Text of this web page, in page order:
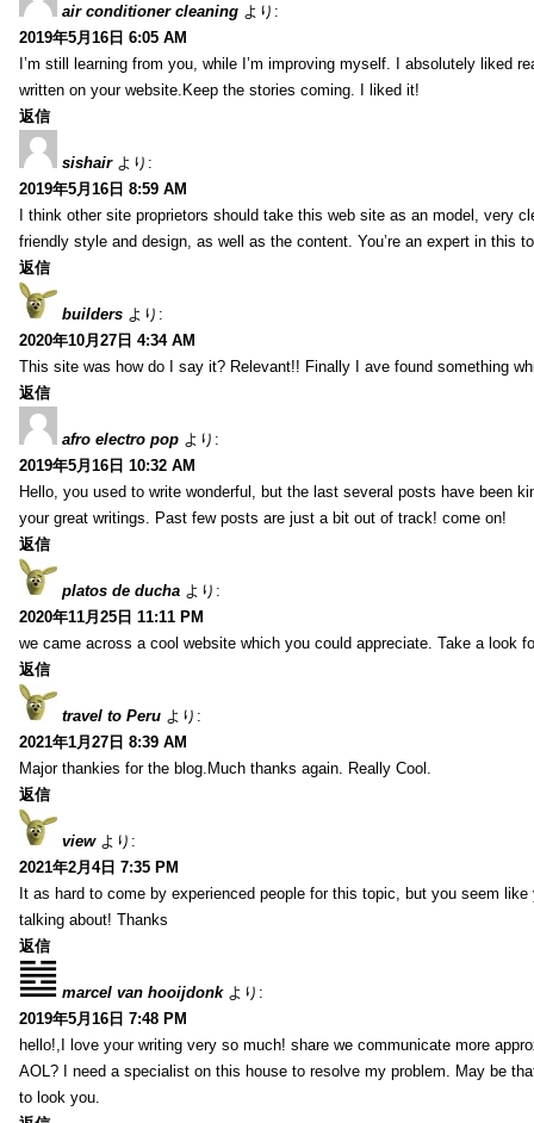
air conditioner cleaning より:
2019年5月16日 6:05 AM
I’m still learning from you, while I’m improving myself. I absolutely liked
written on your website.Keep the stories coming. I liked it!
返信
sishair より:
2019年5月16日 8:59 AM
I think other site proprietors should take this web site as an model, very
friendly style and design, as well as the content. You’re an expert in this
返信
builders より:
2020年10月27日 4:34 AM
This site was how do I say it? Relevant!! Finally I ave found something
返信
afro electro pop より:
2019年5月16日 10:32 AM
Hello, you used to write wonderful, but the last several posts have been
your great writings. Past few posts are just a bit out of track! come on!
返信
platos de ducha より:
2020年11月25日 11:11 PM
we came across a cool website which you could appreciate. Take a look
返信
travel to Peru より:
2021年1月27日 8:39 AM
Major thankies for the blog.Much thanks again. Really Cool.
返信
view より:
2021年2月4日 7:35 PM
It as hard to come by experienced people for this topic, but you seem like
talking about! Thanks
返信
marcel van hooijdonk より:
2019年5月16日 7:48 PM
hello!,I love your writing very so much! share we communicate more
AOL? I need a specialist on this house to resolve my problem. May be
to look you.